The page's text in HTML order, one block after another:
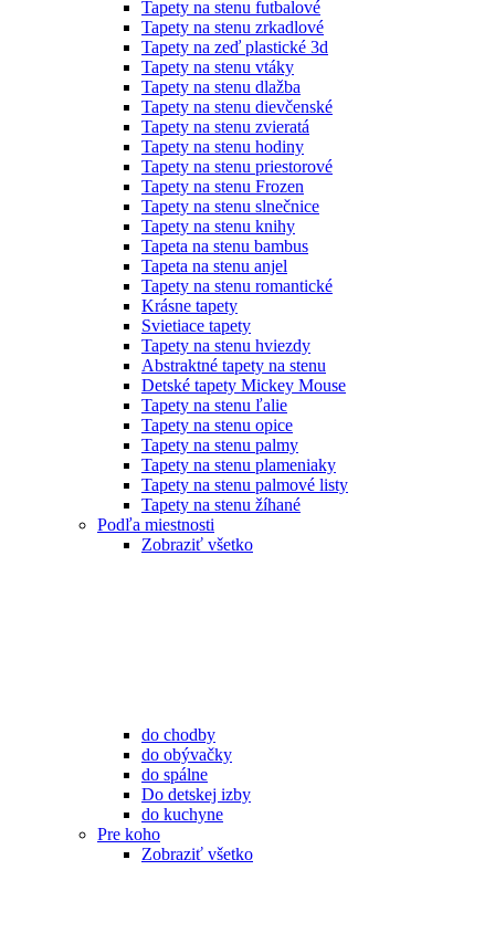
Tapety na stenu futbalové
Tapety na stenu zrkadlové
Tapety na zeď plastické 3d
Tapety na stenu vtáky
Tapety na stenu dlažba
Tapety na stenu dievčenské
Tapety na stenu zvieratá
Tapety na stenu hodiny
Tapety na stenu priestorové
Tapety na stenu Frozen
Tapety na stenu slnečnice
Tapety na stenu knihy
Tapeta na stenu bambus
Tapeta na stenu anjel
Tapety na stenu romantické
Krásne tapety
Svietiace tapety
Tapety na stenu hviezdy
Abstraktné tapety na stenu
Detské tapety Mickey Mouse
Tapety na stenu ľalie
Tapety na stenu opice
Tapety na stenu palmy
Tapety na stenu plameniaky
Tapety na stenu palmové listy
Tapety na stenu žíhané
Podľa miestnosti
Zobraziť všetko
do chodby
do obývačky
do spálne
Do detskej izby
do kuchyne
Pre koho
Zobraziť všetko